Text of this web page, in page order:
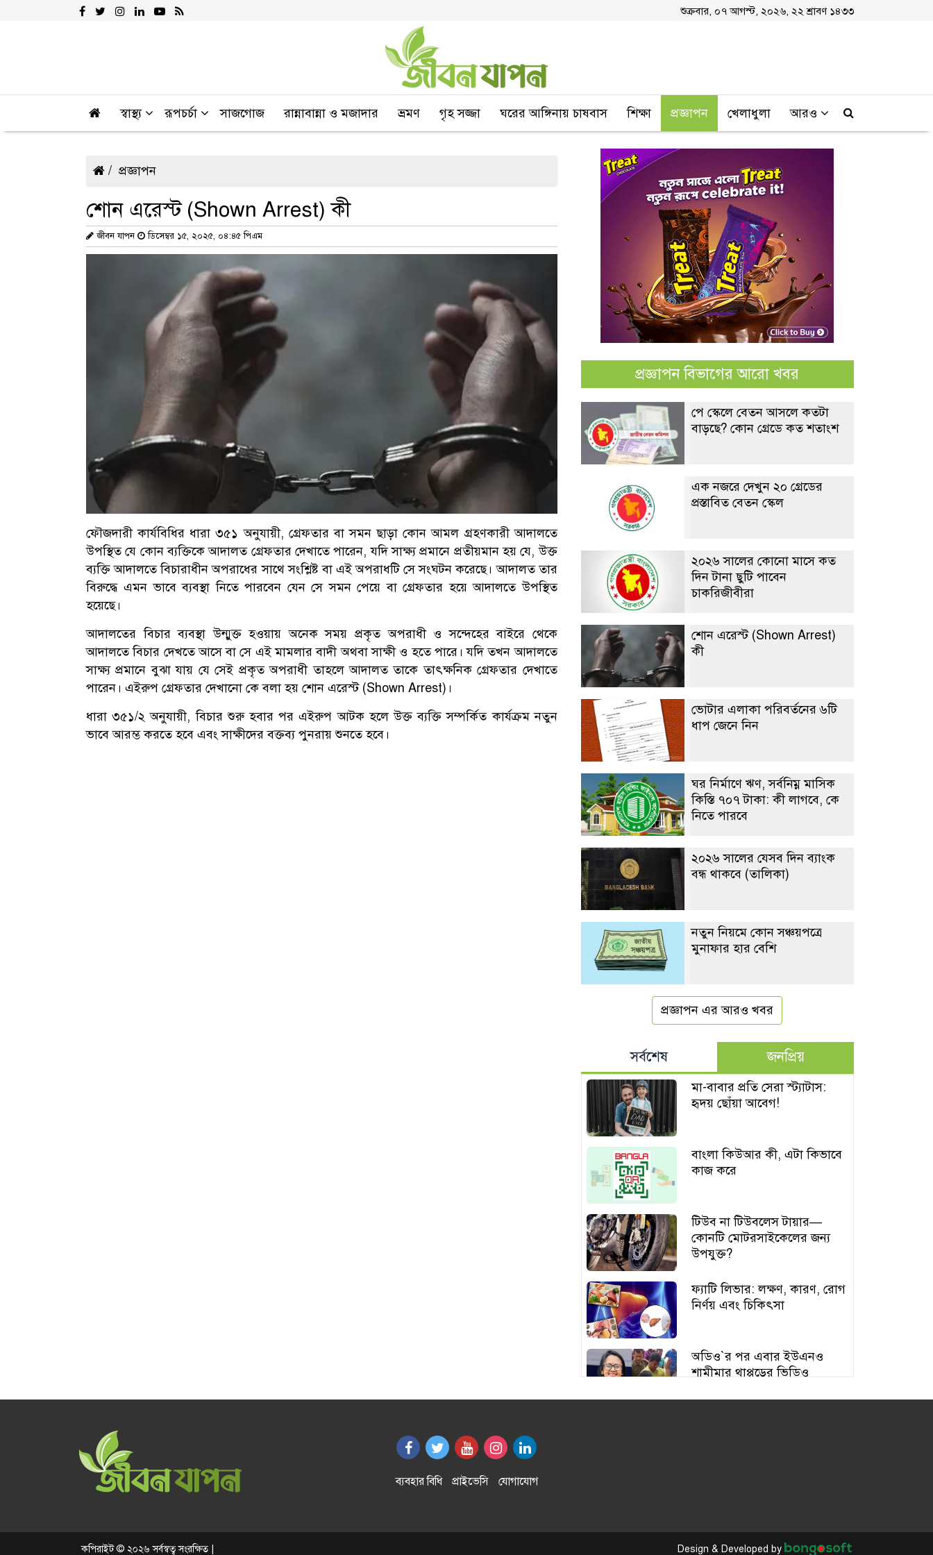
শুক্রবার, ০৭ আগস্ট, ২০২৬, ২২ শ্রাবণ ১৪৩৩
স্বাস্থ্য রূপচর্চা সাজগোজ রান্নাবান্না ও মজাদার ভ্রমণ গৃহ সজ্জা ঘরের আঙ্গিনায় চাষবাস শিক্ষা প্রজ্ঞাপন খেলাধুলা আরও
প্রজ্ঞাপন
শোন এরেস্ট (Shown Arrest) কী
জীবন যাপন ডিসেম্বর ১৫, ২০২৫, ০৪:৪৫ পিএম
ফৌজদারী কার্যবিধির ধারা ৩৫১ অনুযায়ী, গ্রেফতার বা সমন ছাড়া কোন আমল গ্রহণকারী আদালতে
উপস্থিত যে কোন ব্যক্তিকে আদালত গ্রেফতার দেখাতে পারেন, যদি সাক্ষ্য প্রমানে প্রতীয়মান হয় যে, উক্ত
ব্যক্তি আদালতে বিচারাধীন অপরাধের সাথে সংশ্লিষ্ট বা এই অপরাধটি সে সংঘটন করেছে। আদালত তার
বিরুদ্ধে এমন ভাবে ব্যবস্থা নিতে পারবেন যেন সে সমন পেয়ে বা গ্রেফতার হয়ে আদালতে উপস্থিত
হয়েছে।
আদালতের বিচার ব্যবস্থা উন্মুক্ত হওয়ায় অনেক সময় প্রকৃত অপরাধী ও সন্দেহের বাইরে থেকে
আদালতে বিচার দেখতে আসে বা সে এই মামলার বাদী অথবা সাক্ষী ও হতে পারে। যদি তখন আদালতে
সাক্ষ্য প্রমানে বুঝা যায় যে সেই প্রকৃত অপরাধী তাহলে আদালত তাকে তাৎক্ষনিক গ্রেফতার দেখাতে
পারেন। এইরুপ গ্রেফতার দেখানো কে বলা হয় শোন এরেস্ট (Shown Arrest)।
ধারা ৩৫১/২ অনুযায়ী, বিচার শুরু হবার পর এইরুপ আটক হলে উক্ত ব্যক্তি সম্পর্কিত কার্যক্রম নতুন
ভাবে আরম্ভ করতে হবে এবং সাক্ষীদের বক্তব্য পুনরায় শুনতে হবে।
প্রজ্ঞাপন বিভাগের আরো খবর
পে স্কেলে বেতন আসলে কতটা
বাড়ছে? কোন গ্রেডে কত শতাংশ
এক নজরে দেখুন ২০ গ্রেডের
প্রস্তাবিত বেতন স্কেল
২০২৬ সালের কোনো মাসে কত
দিন টানা ছুটি পাবেন
চাকরিজীবীরা
শোন এরেস্ট (Shown Arrest)
কী
ভোটার এলাকা পরিবর্তনের ৬টি
ধাপ জেনে নিন
ঘর নির্মাণে ঋণ, সর্বনিম্ন মাসিক
কিস্তি ৭০৭ টাকা: কী লাগবে, কে
নিতে পারবে
২০২৬ সালের যেসব দিন ব্যাংক
বন্ধ থাকবে (তালিকা)
নতুন নিয়মে কোন সঞ্চয়পত্রে
মুনাফার হার বেশি
প্রজ্ঞাপন এর আরও খবর
সর্বশেষ জনপ্রিয়
মা-বাবার প্রতি সেরা স্ট্যাটাস:
হৃদয় ছোঁয়া আবেগ!
বাংলা কিউআর কী, এটা কিভাবে
কাজ করে
টিউব না টিউবলেস টায়ার—
কোনটি মোটরসাইকেলের জন্য
উপযুক্ত?
ফ্যাটি লিভার: লক্ষণ, কারণ, রোগ
নির্ণয় এবং চিকিৎসা
অডিও‍‍`র পর এবার ইউএনও
শামীমার থাপ্পড়ের ভিডিও
ব্যবহার বিধি প্রাইভেসি যোগাযোগ
কপিরাইট © ২০২৬ সর্বস্বত্ব সংরক্ষিত | Design & Developed by